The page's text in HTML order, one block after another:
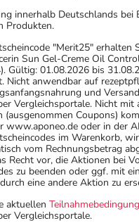
innerhalb Deutschlands bei
Produkten.
"Merit25" erhalten
Sun Gel-Creme Oil
Gültig: 01.08.2026 bis
Nicht anwendbar auf
und
Vergleichsportale. Nicht mit
(ausgenommen Coupons)
www.aponeo.de oder in der
im Warenkorb,
vom Rechnungsbetrag
Recht vor, die Aktionen bei
zu beenden oder ggf. mit
eine andere Aktion zu
aktuellen
Vergleichsportale.